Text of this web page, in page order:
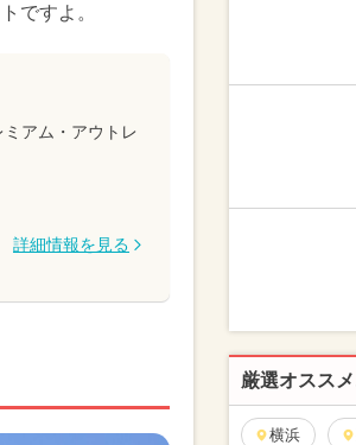
ですよ。
アム・アウトレ
詳細情報を見る
厳選オスス
横浜